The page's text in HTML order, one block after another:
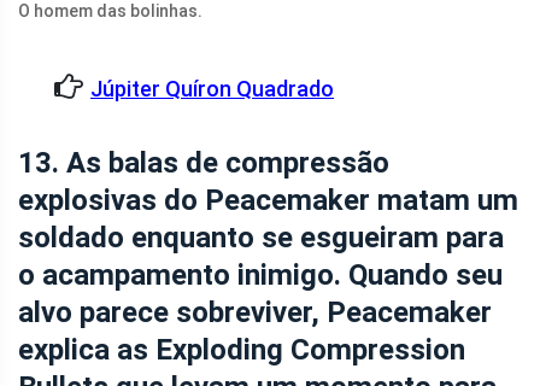
O homem das bolinhas.
Júpiter Quíron Quadrado
13. As balas de compressão
explosivas do Peacemaker matam um
soldado enquanto se esgueiram para
o acampamento inimigo. Quando seu
alvo parece sobreviver, Peacemaker
explica as Exploding Compression